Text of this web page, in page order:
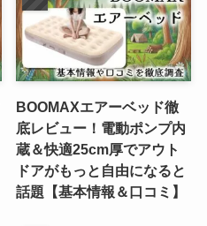
BOOMAXエアーベッド徹
底レビュー！電動ポンプ内
蔵＆快適25cm厚でアウト
ドアがもっと自由になると
話題【基本情報＆口コミ】